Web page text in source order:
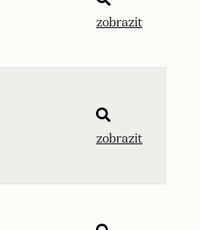
zobrazit
zobrazit